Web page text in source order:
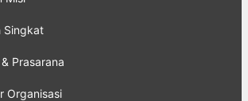
Singkat
Prasarana
Organisasi